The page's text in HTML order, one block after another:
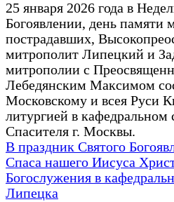
25 января 2026 года в
Богоявлении, день
пострадавших,
митрополит Липецкий и
митрополии с
Лебедянским Максимом
Московскому и всея Руси
литургией в
Спасителя г. Москвы.
В праздник Святого
Спаса нашего Иисуса
Богослужения в
Липецка